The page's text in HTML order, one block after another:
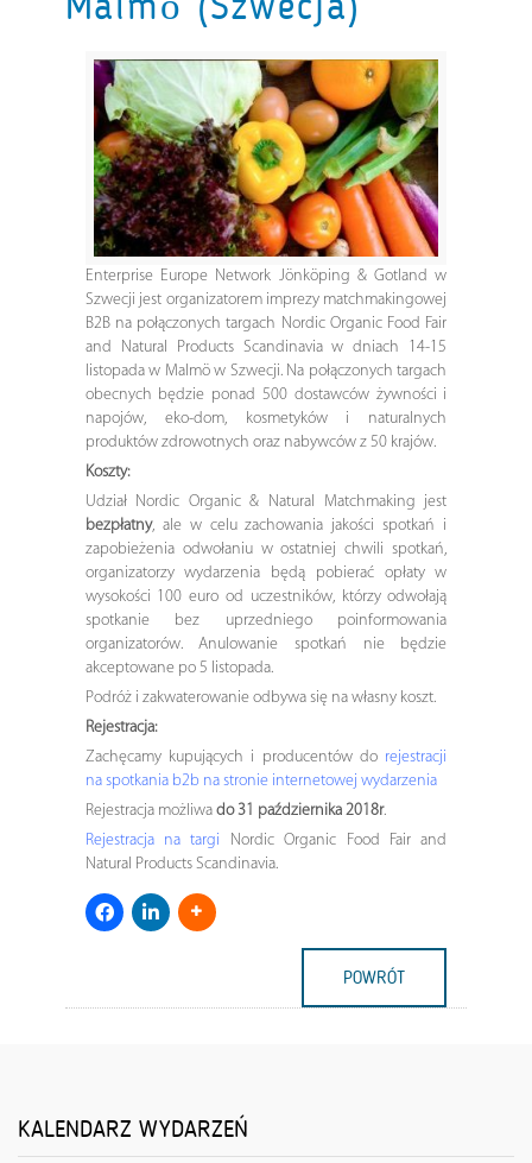
Enterprise Europe Network Jönköping & Gotland w
Szwecji jest organizatorem imprezy matchmakingowej
B2B na połączonych targach Nordic Organic Food Fair
and Natural Products Scandinavia w dniach 14-15
listopada w Malmö w Szwecji. Na połączonych targach
obecnych będzie ponad 500 dostawców żywności i
napojów, eko-dom, kosmetyków i naturalnych
produktów zdrowotnych oraz nabywców z 50 krajów.
Koszty:
Udział Nordic Organic & Natural Matchmaking jest
bezpłatny, ale w celu zachowania jakości spotkań i
zapobieżenia odwołaniu w ostatniej chwili spotkań,
organizatorzy wydarzenia będą pobierać opłaty w
wysokości 100 euro od uczestników, którzy odwołają
spotkanie bez uprzedniego poinformowania
organizatorów. Anulowanie spotkań nie będzie
akceptowane po 5 listopada.
Podróż i zakwaterowanie odbywa się na własny koszt.
Rejestracja:
Zachęcamy kupujących i producentów do rejestracji
na spotkania b2b na stronie internetowej wydarzenia
Rejestracja możliwa do 31 października 2018r.
Rejestracja na targi
Nordic Organic Food Fair and
Natural Products Scandinavia.
POWRÓT
KALENDARZ WYDARZEŃ